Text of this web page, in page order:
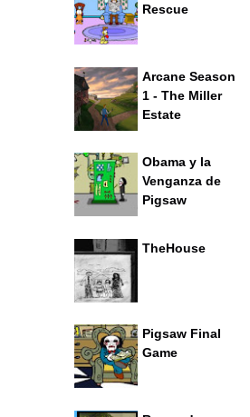
Rescue
Arcane Season
1 - The Miller
Estate
Obama y la
Venganza de
Pigsaw
TheHouse
Pigsaw Final
Game